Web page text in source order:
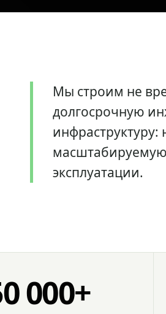
Мы строим не
долгосрочную
эксплуатации.
000+